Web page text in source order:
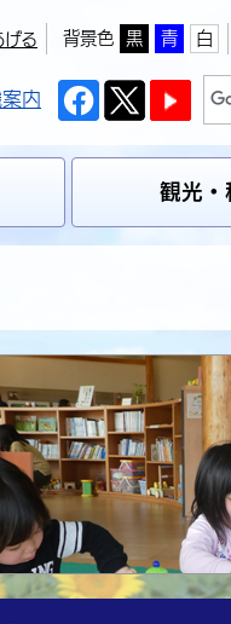
げる 背景色 黒 青 白
内
観光・